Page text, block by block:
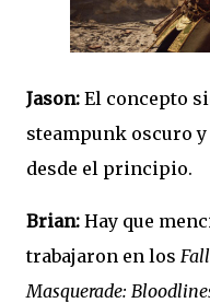
Jason: El concepto
steampunk oscuro y
desde el principio.
Brian: Hay que
trabajaron en los
Masquerade: